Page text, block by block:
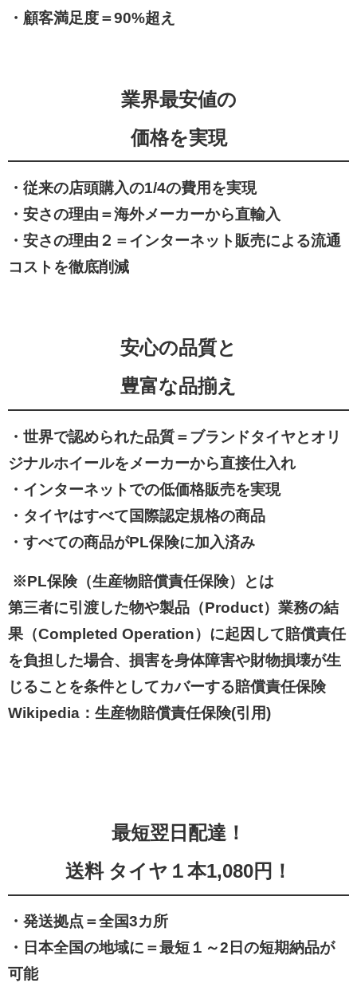
・顧客満足度＝90%超え
業界最安値の
価格を実現
・従来の店頭購入の1/4の費用を実現
・ 安さの理由＝海外メーカーから直輸入
・安さの理由２＝インターネット販売による流通
コストを徹底削減
安心の品質と
豊富な品揃え
・世界で認められた品質＝ブランドタイヤとオリ
ジナルホイールをメーカーから直接仕入れ
・インターネットでの低価格販売を実現
・ タイヤはすべて国際認定規格の商品
・ すべての商品がPL保険に加入済み
※PL保険（生産物賠償責任保険）とは
第三者に引渡した物や製品（Product）業務の結
果（Completed Operation）に起因して賠償責任
を負担した場合、損害を身体障害や財物損壊が生
じることを条件としてカバーする賠償責任保険
Wikipedia：生産物賠償責任保険(引用)
最短翌日配達！
送料 タイヤ１本1,080円！
・発送拠点＝全国3カ所
・日本全国の地域に＝最短１～2日の短期納品が
可能